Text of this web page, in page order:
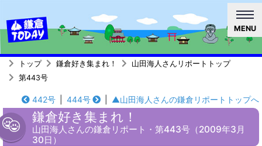
MENU
トップ 鎌倉好き集まれ！
山田海人さんリポートトップ
第443号
442号 444号 ▲山田海人さんの鎌倉リポートトップへ
鎌倉好き集まれ！
山田海人さんの鎌倉リポート・第443号（2009年3月
30日）